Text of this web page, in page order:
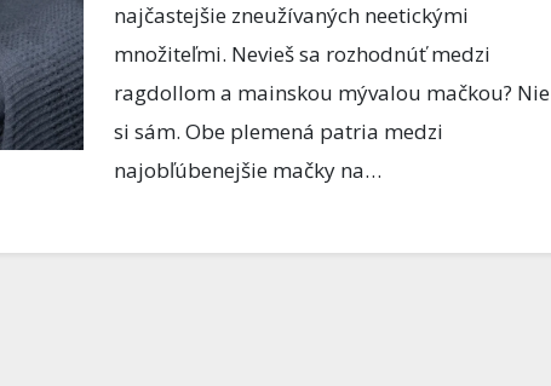
najčastejšie zneužívaných neetickými
množiteľmi. Nevieš sa rozhodnúť medzi
ragdollom a mainskou mývalou mačkou? Nie
si sám. Obe plemená patria medzi
najobľúbenejšie mačky na…